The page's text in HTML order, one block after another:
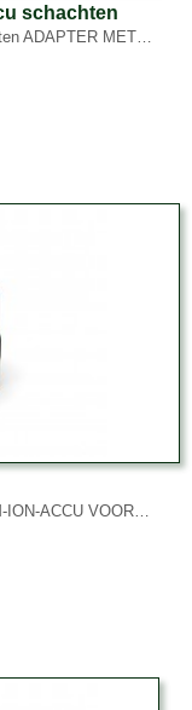
schachten
ADAPTER MET…
ION-ACCU VOOR…